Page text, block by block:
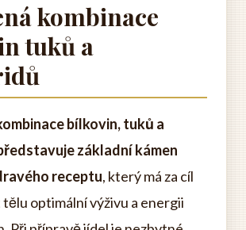
kombinace
tuků a
bílkovin, tuků a
základní kámen
receptu, který má za cíl
optimální výživu a energii